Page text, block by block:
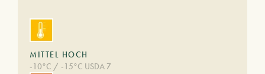
MITTEL HOCH
-10°C / -15°C USDA 7